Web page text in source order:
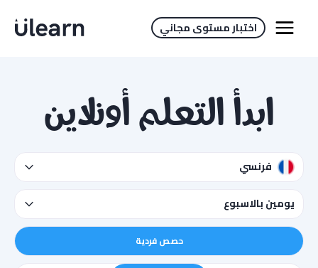
اختبار مستوى مجاني
ابدأ التعلم أونلاين
فرنسي
يومين بالاسبوع
حصص فردية